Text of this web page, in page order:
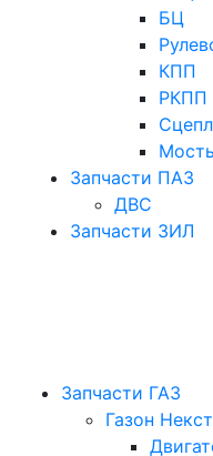
БЦ
КПП
РКПП
Запчасти ПАЗ
ДВС
Запчасти ЗИЛ
Запчасти ГАЗ
Газон Некст